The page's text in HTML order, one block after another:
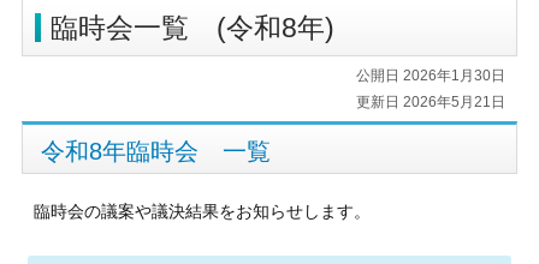
臨時会一覧 (令和8年)
公開日 2026年1月30日
更新日 2026年5月21日
令和8年臨時会 一覧
臨時会の議案や議決結果をお知らせします。